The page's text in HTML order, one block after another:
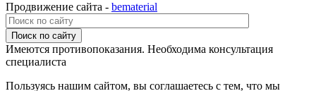
Продвижение сайта - bematerial
Поиск по сайту
Имеются противопоказания. Необходима консультация
специалиста
Пользуясь нашим сайтом, вы соглашаетесь с тем, что мы